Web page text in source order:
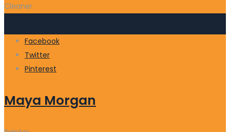
Cleaner
Facebook
Twitter
Pinterest
Maya Morgan